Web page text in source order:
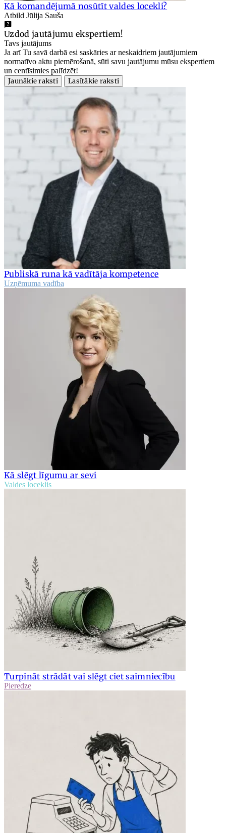
Kā komandējumā nosūtīt valdes locekli?
Atbild Jūlija Sauša
Uzdod jautājumu ekspertiem!
Tavs jautājums
Ja arī Tu savā darbā esi saskāries ar neskaidriem jautājumiem
normatīvo aktu piemērošanā, sūti savu jautājumu mūsu ekspertiem
un centīsimies palīdzēt!
Jaunākie raksti
Lasītākie raksti
Publiskā runa kā vadītāja kompetence
Uzņēmuma vadība
Kā slēgt līgumu ar sevi
Valdes loceklis
Turpināt strādāt vai slēgt ciet saimniecību
Pieredze